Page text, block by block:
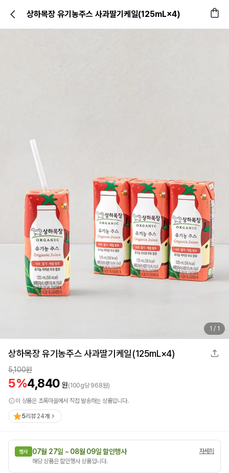
상하목장 유기농주스 사과딸기케일(125mL×4)
1 / 1
상하목장 유기농주스 사과딸기케일(125mL×4)
5,100원
5%4,840 원(100g당 968원)
이 상품은 초록마을에서 직접 발송하는 상품입니다.
5리뷰24개
행사 07월 27일 ~ 08월 09일 할인행사
해당 상품은 할인행사 상품입니다.
자세히